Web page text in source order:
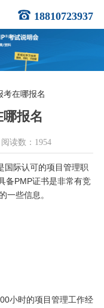
18810723937
考在哪报名
报名
阅读数：1954
际认可的项目管理职
备PMP证书是非常有竞
一些信息。
小时的项目管理工作经